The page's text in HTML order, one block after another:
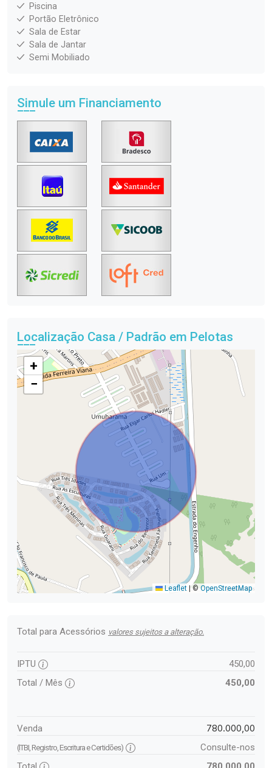
Piscina
Portão Eletrônico
Sala de Estar
Sala de Jantar
Semi Mobiliado
Simule um Financiamento
Localização Casa / Padrão em Pelotas
+
−
Leaflet | © OpenStreetMap
Total para Acessórios valores sujeitos a alteração.
IPTU
450,00
Total / Mês
450,00
Venda 780.000,00
(ITBI, Registro, Escritura e Certidões)
Consulte-nos